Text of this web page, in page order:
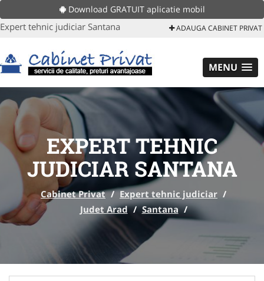
Download GRATUIT aplicatie mobil
Expert tehnic judiciar Santana ADAUGA CABINET PRIVAT
MENU
EXPERT TEHNIC
JUDICIAR SANTANA
Cabinet Privat / Expert tehnic judiciar /
Judet Arad / Santana /